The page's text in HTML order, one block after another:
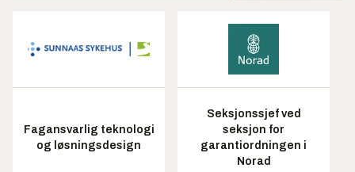
Fagansvarlig teknologi
og løsningsdesign
Seksjonssjef ved
seksjon for
garantiordningen i
Norad